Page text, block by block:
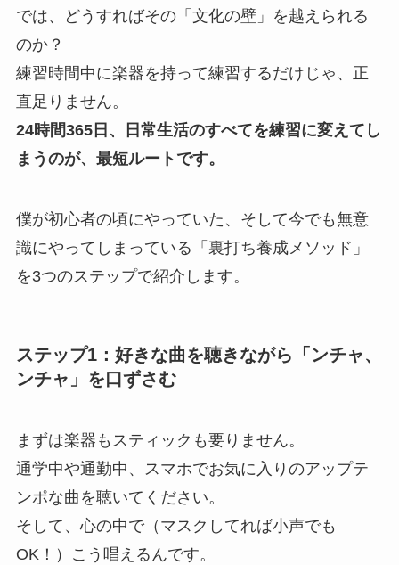
では、どうすればその「文化の壁」を越えられる
のか？
練習時間中に楽器を持って練習するだけじゃ、正
直足りません。
24時間365日、日常生活のすべてを練習に変えてし
まうのが、最短ルートです。
僕が初心者の頃にやっていた、そして今でも無意
識にやってしまっている「裏打ち養成メソッド」
を3つのステップで紹介します。
ステップ1：好きな曲を聴きながら「ンチャ、
ンチャ」を口ずさむ
まずは楽器もスティックも要りません。
通学中や通勤中、スマホでお気に入りのアップテ
ンポな曲を聴いてください。
そして、心の中で（マスクしてれば小声でも
OK！）こう唱えるんです。